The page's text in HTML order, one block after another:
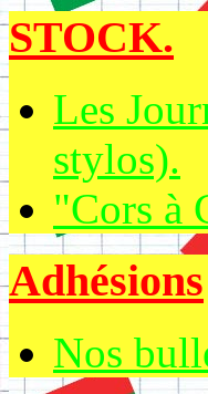
STOCK.
Les
stylos).
"Cors à
Adhésions
Nos